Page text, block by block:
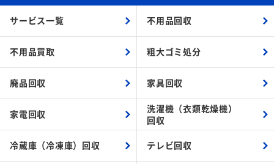
サービス一覧 不用品回収
不用品買取 粗大ゴミ処分
廃品回収 家具回収
家電回収
洗濯機（衣類乾燥機）
回収
冷蔵庫（冷凍庫）回収 テレビ回収